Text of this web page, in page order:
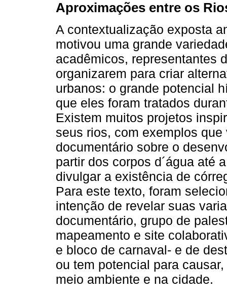
Aproximações entre os
A contextualização exposta
motivou uma grande
acadêmicos, representantes
organizarem para criar
urbanos: o grande potencial
que eles foram tratados
Existem muitos projetos
seus rios, com exemplos
documentário sobre o
partir dos corpos d´água até
divulgar a existência de
Para este texto, foram
intenção de revelar suas
documentário, grupo de
mapeamento e site
e bloco de carnaval- e de
ou tem potencial para
meio ambiente e na cidade.